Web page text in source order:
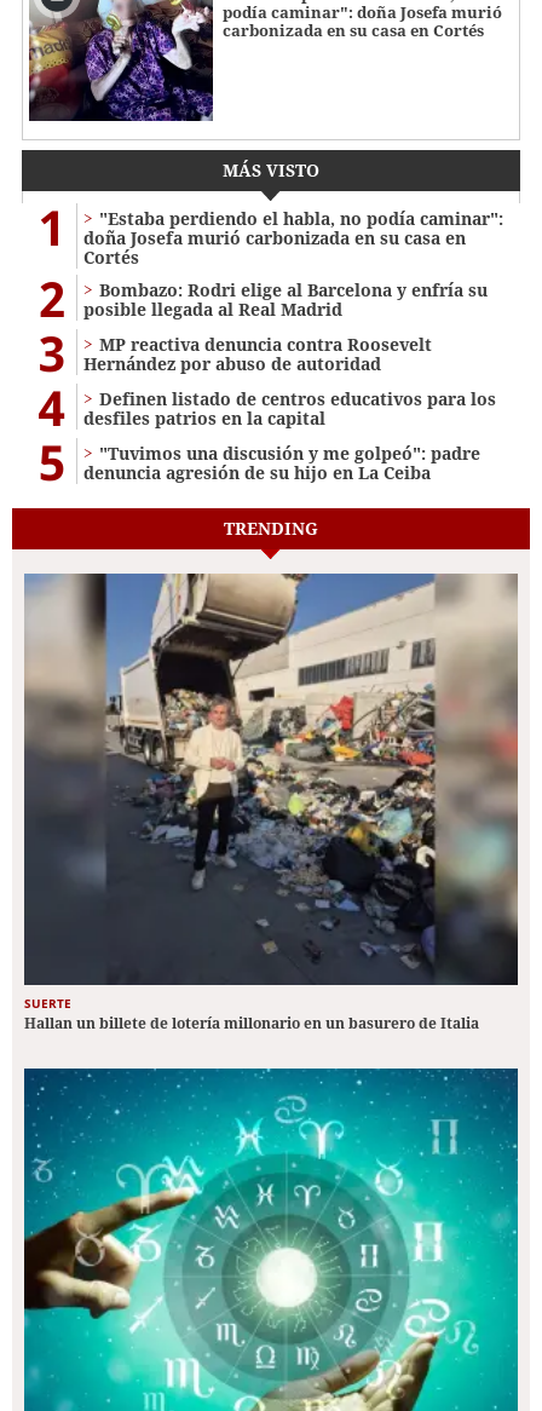
podía caminar": doña Josefa murió
carbonizada en su casa en Cortés
MÁS VISTO
1
"Estaba perdiendo el habla, no podía caminar":
doña Josefa murió carbonizada en su casa en
Cortés
2
Bombazo: Rodri elige al Barcelona y enfría su
posible llegada al Real Madrid
3
MP reactiva denuncia contra Roosevelt
Hernández por abuso de autoridad
4
Definen listado de centros educativos para los
desfiles patrios en la capital
5
"Tuvimos una discusión y me golpeó": padre
denuncia agresión de su hijo en La Ceiba
TRENDING
SUERTE
Hallan un billete de lotería millonario en un basurero de Italia